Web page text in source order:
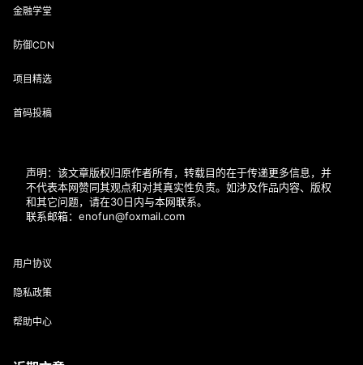
金融学堂
防御CDN
项目精选
首码投稿
声明：该文章版权归原作者所有，转载目的在于传递更多信息，并
不代表本网赞同其观点和对其真实性负责。如涉及作品内容、版权
和其它问题，请在30日内与本网联系。
联系邮箱：enofun@foxmail.com
用户协议
隐私政策
帮助中心